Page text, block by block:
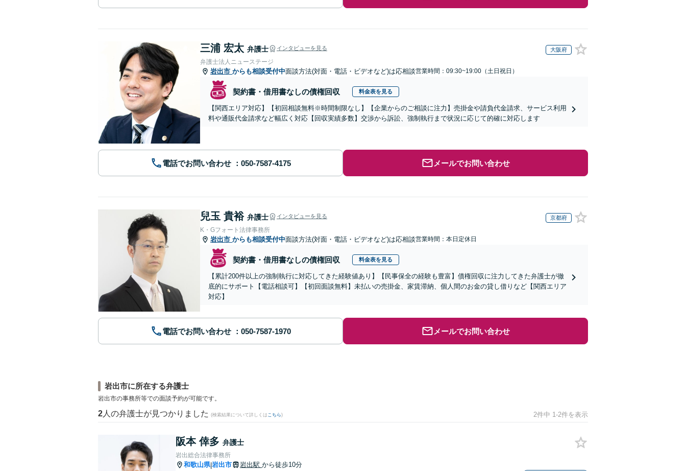
三浦 宏太 弁護士 インタビューを見る 大阪府
弁護士法人ニューステージ
岩出市 からも相談受付中面談方法(対面・電話・ビデオなど)は応相談営業時間：09:30~19:00（土日祝日）
契約書・借用書なしの債権回収 料金表を見る
【関西エリア対応】【初回相談無料※時間制限なし】【企業からのご相談に注力】売掛金や請負代金請求、サービス利用
料や通販代金請求など幅広く対応【回収実績多数】交渉から訴訟、強制執行まで状況に応じて的確に対応します
電話でお問い合わせ メールでお問い合わせ
兒玉 貴裕 弁護士 インタビューを見る 京都府
K・Gフォート法律事務所
岩出市 からも相談受付中面談方法(対面・電話・ビデオなど)は応相談営業時間：本日定休日
契約書・借用書なしの債権回収 料金表を見る
【累計200件以上の強制執行に対応してきた経験値あり】【民事保全の経験も豊富】債権回収に注力してきた弁護士が徹
底的にサポート【電話相談可】【初回面談無料】未払いの売掛金、家賃滞納、個人間のお金の貸し借りなど【関西エリア
対応】
電話でお問い合わせ メールでお問い合わせ
岩出市に所在する弁護士
岩出市の事務所等での面談予約が可能です。
2 人の弁護士が見つかりました (検索結果について詳しくは こちら) 2件中 1-2件を表示
阪本 倖多 弁護士
岩出総合法律事務所
和歌山県|岩出市 岩出駅 から徒歩10分